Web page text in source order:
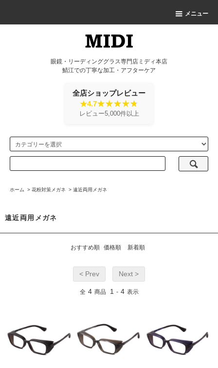
メニュー
眼鏡・リーディンググラス専門店ミディ本店
鯖江での丁寧な加工・アフターケア
全店ショップレビュー
★4.7
レビュー5,000件以上
ホーム > 花粉対策メガネ > 遠近両用メガネ
遠近両用メガネ
おすすめ順 価格順 新着順
< Prev Next >
全 4 商品 1 - 4 表示